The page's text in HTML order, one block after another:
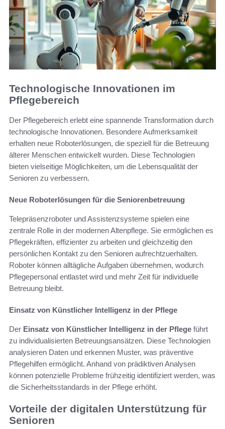
Technologische Innovationen im
Pflegebereich
Der Pflegebereich erlebt eine spannende Transformation durch
technologische Innovationen. Besondere Aufmerksamkeit
erhalten neue Roboterlösungen, die speziell für die Betreuung
älterer Menschen entwickelt wurden. Diese Technologien
bieten vielseitige Möglichkeiten, um die Lebensqualität der
Senioren zu verbessern.
Neue Roboterlösungen für die Seniorenbetreuung
Telepräsenzroboter und Assistenzsysteme spielen eine
zentrale Rolle in der modernen Altenpflege. Sie ermöglichen es
Pflegekräften, effizienter zu arbeiten und gleichzeitig den
persönlichen Kontakt zu den Senioren aufrechtzuerhalten.
Roboter können alltägliche Aufgaben übernehmen, wodurch
Pflegepersonal entlastet wird und mehr Zeit für individuelle
Betreuung bleibt.
Einsatz von Künstlicher Intelligenz in der Pflege
Der Einsatz von Künstlicher Intelligenz in der Pflege führt
zu individualisierten Betreuungsansätzen. Diese Technologien
analysieren Daten und erkennen Muster, was präventive
Pflegehilfen ermöglicht. Anhand von prädiktiven Analysen
können potenzielle Probleme frühzeitig identifiziert werden, was
die Sicherheitsstandards in der Pflege erhöht.
Vorteile der digitalen Unterstützung für
Senioren